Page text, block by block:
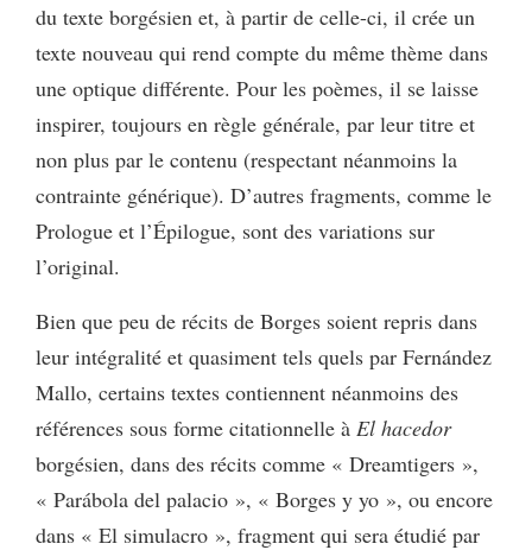
du texte borgésien et, à partir de celle-ci, il crée un
texte nouveau qui rend compte du même thème dans
une optique différente. Pour les poèmes, il se laisse
inspirer, toujours en règle générale, par leur titre et
non plus par le contenu (respectant néanmoins la
contrainte générique). D’autres fragments, comme le
Prologue et l’Épilogue, sont des variations sur
l’original.
Bien que peu de récits de Borges soient repris dans
leur intégralité et quasiment tels quels par Fernández
Mallo, certains textes contiennent néanmoins des
références sous forme citationnelle à El hacedor
borgésien, dans des récits comme « Dreamtigers »,
« Parábola del palacio », « Borges y yo », ou encore
dans « El simulacro », fragment qui sera étudié par